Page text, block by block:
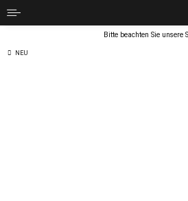
Bitte beachten Sie unsere
NEU